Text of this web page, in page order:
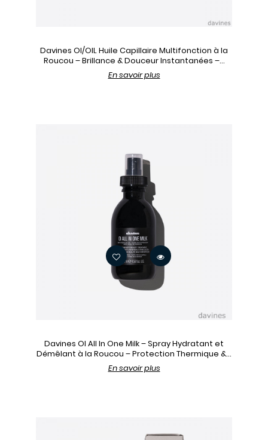
Davines OI/OIL Huile Capillaire Multifonction à la
Roucou – Brillance & Douceur Instantanées –...
En savoir plus
Davines OI All In One Milk – Spray Hydratant et
Démêlant à la Roucou – Protection Thermique &...
En savoir plus